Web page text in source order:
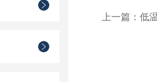
上一篇： 低